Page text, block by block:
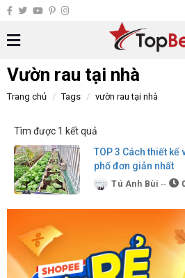
Vườn rau tại nhà
Trang chủ Tags vườn rau tại nhà
Tìm được 1 kết quả
TOP 3 Cách thiết
phố đơn giản nhất
Tú Anh Bùi